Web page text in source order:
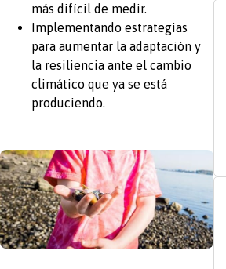
más difícil de medir.
Implementando estrategias
para aumentar la adaptación y
la resiliencia ante el cambio
climático que ya se está
produciendo.